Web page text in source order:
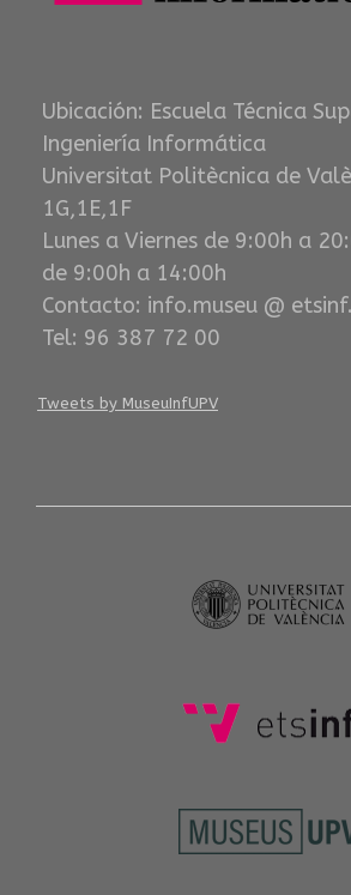
Ubicación: Escuela Técnica
Ingeniería Informática
Universitat Politècnica de
1G,1E,1F
Lunes a Viernes de 9:00h a
de 9:00h a 14:00h
Contacto: info.museu @
Tel: 96 387 72 00
Tweets by MuseuInfUPV